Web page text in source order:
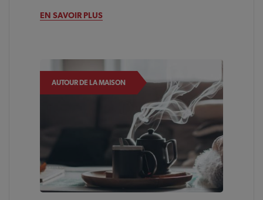
EN SAVOIR PLUS
AUTOUR DE LA MAISON